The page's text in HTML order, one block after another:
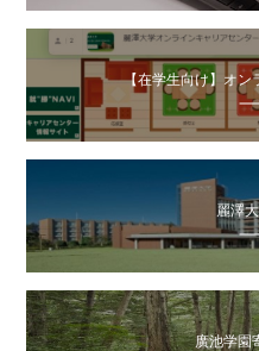
【在学生向け】オン
麗澤
廣池学園